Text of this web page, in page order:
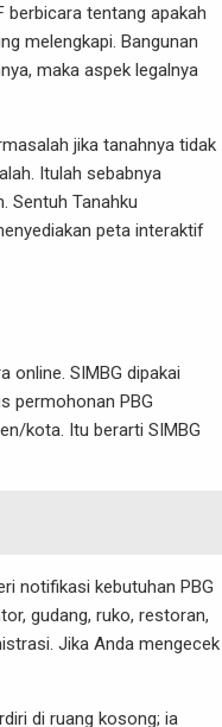
berbicara tentang apakah
melengkapi. Bangunan
maka aspek legalnya
jika tanahnya tidak
Itulah sebabnya
Sentuh Tanahku
peta interaktif
online. SIMBG dipakai
permohonan PBG
kota. Itu berarti SIMBG
notifikasi kebutuhan PBG
gudang, ruko, restoran,
Jika Anda mengecek
di ruang kosong; ia